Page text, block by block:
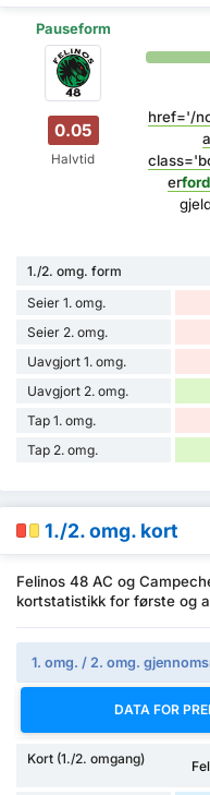
Pauseform
0.05
Halvtid
href='/
er
1./2. omg. form
Seier 1. omg.
Seier 2. omg.
Uavgjort 1. omg.
Uavgjort 2. omg.
Tap 1. omg.
Tap 2. omg.
1./2. omg. kort
Felinos 48 AC og
kortstatistikk for første og
1. omg. / 2. omg.
DATA FOR
Kort (1./2. omgang)